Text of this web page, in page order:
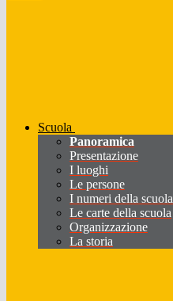
Scuola
Panoramica
Presentazione
I luoghi
Le persone
I numeri della scuola
Le carte della scuola
Organizzazione
La storia